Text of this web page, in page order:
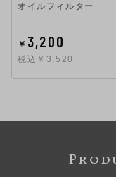
オイルフィルター
￥ 3,200
税込￥3,520